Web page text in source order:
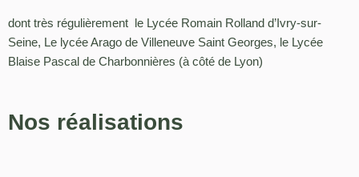
dont très régulièrement le Lycée Romain Rolland d’Ivry-sur-
Seine, Le lycée Arago de Villeneuve Saint Georges, le Lycée
Blaise Pascal de Charbonnières (à côté de Lyon)
Nos réalisations